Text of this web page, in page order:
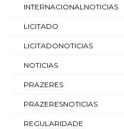
INTERNACIONALNOTICIAS
LICITADO
LICITADONOTICIAS
NOTICIAS
PRAZERES
PRAZERESNOTICIAS
REGULARIDADE